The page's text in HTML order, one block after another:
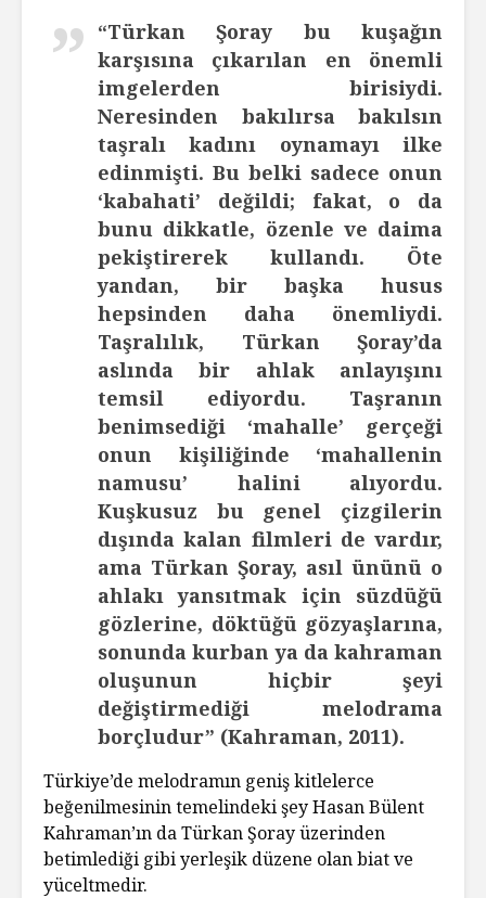
“Türkan Şoray bu kuşağın
karşısına çıkarılan en önemli
imgelerden birisiydi.
Neresinden bakılırsa bakılsın
taşralı kadını oynamayı ilke
edinmişti. Bu belki sadece onun
‘kabahati’ değildi; fakat, o da
bunu dikkatle, özenle ve daima
pekiştirerek kullandı. Öte
yandan, bir başka husus
hepsinden daha önemliydi.
Taşralılık, Türkan Şoray’da
aslında bir ahlak anlayışını
temsil ediyordu. Taşranın
benimsediği ‘mahalle’ gerçeği
onun kişiliğinde ‘mahallenin
namusu’ halini alıyordu.
Kuşkusuz bu genel çizgilerin
dışında kalan filmleri de vardır,
ama Türkan Şoray, asıl ününü o
ahlakı yansıtmak için süzdüğü
gözlerine, döktüğü gözyaşlarına,
sonunda kurban ya da kahraman
oluşunun hiçbir şeyi
değiştirmediği melodrama
borçludur” (Kahraman, 2011).
Türkiye’de melodramın geniş kitlelerce
beğenilmesinin temelindeki şey Hasan Bülent
Kahraman’ın da Türkan Şoray üzerinden
betimlediği gibi yerleşik düzene olan biat ve
yüceltmedir.